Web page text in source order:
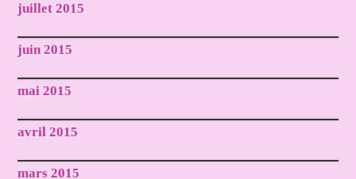
juillet 2015
juin 2015
mai 2015
avril 2015
mars 2015